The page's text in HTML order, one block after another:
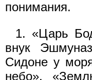
понимания.
1. «Царь
внук
Сидоне у
небо»,